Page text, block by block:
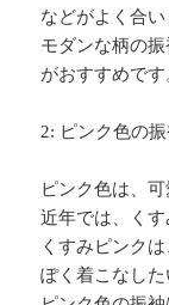
などがよく合い
モダンな柄の
がおすすめです
2: ピンク色の振
ピンク色は、
近年では、くす
くすみピンク
ぽく着こなした